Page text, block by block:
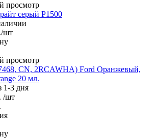
просмотр
серый Р1500
/шт
просмотр
CN, 2RCAWHA) Ford Оранжевый,
20 мл.
1-3 дня
/шт